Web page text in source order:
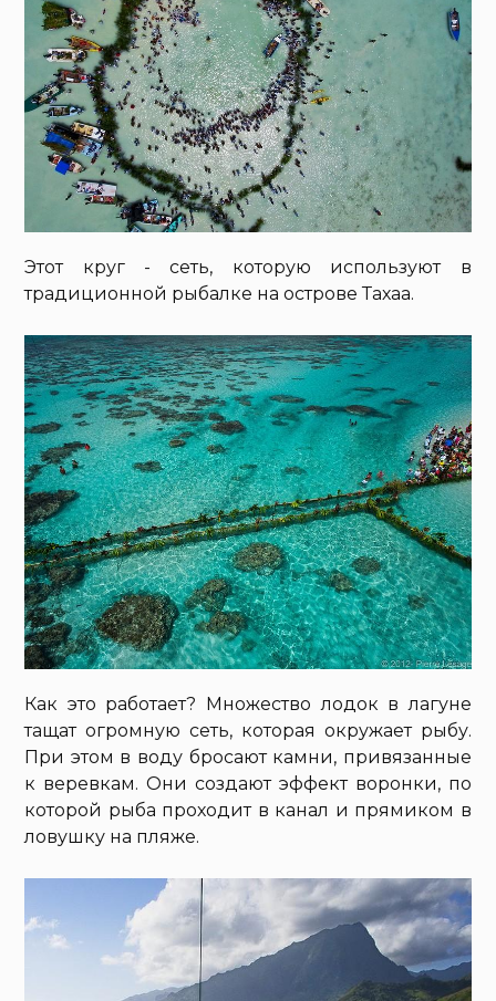
Этот круг - сеть, которую используют в
традиционной рыбалке на острове Тахаа.
Как это работает? Множество лодок в лагуне
тащат огромную сеть, которая окружает рыбу.
При этом в воду бросают камни, привязанные
к веревкам. Они создают эффект воронки, по
которой рыба проходит в канал и прямиком в
ловушку на пляже.